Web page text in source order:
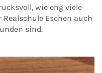
wie eng viele
Eschen auch
sind.